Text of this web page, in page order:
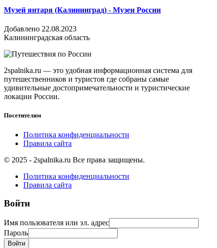
Музей янтаря (Калининград) - Музеи России
Добавлено 22.08.2023
Калининградская область
2spalnika.ru — это удобная информационная система для
путешественников и туристов где собраны самые
удивительные достопримечательности и туристические
локации России.
Посетителям
Политика конфиденциальности
Правила сайта
© 2025 - 2spalnika.ru Все права защищены.
Политика конфиденциальности
Правила сайта
Войти
Имя пользователя или эл. адрес
Пароль
Войти